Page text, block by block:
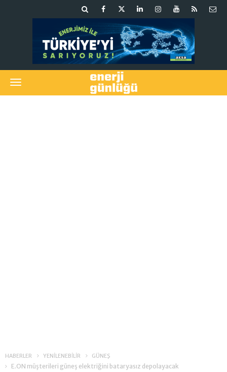
HABERLER YENİLENEBİLİR GÜNEŞ
E.ON müşterileri güneş elektriğini bataryasız depolayacak